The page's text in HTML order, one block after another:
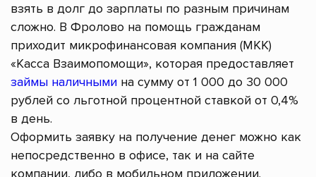
взять в долг до зарплаты по разным причинам
сложно. В Фролово на помощь гражданам
приходит микрофинансовая компания (МКК)
«Касса Взаимопомощи», которая предоставляет
займы наличными на сумму от 1 000 до 30 000
рублей со льготной процентной ставкой от 0,4%
в день.
Оформить заявку на получение денег можно как
непосредственно в офисе, так и на сайте
компании, либо в мобильном приложении.